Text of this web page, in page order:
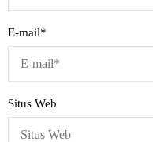
E-mail*
Situs Web